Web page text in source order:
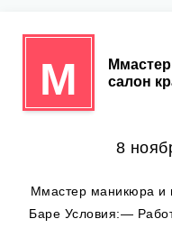
М
салон
8
Ммастер маникюра и
Баре Условия:—